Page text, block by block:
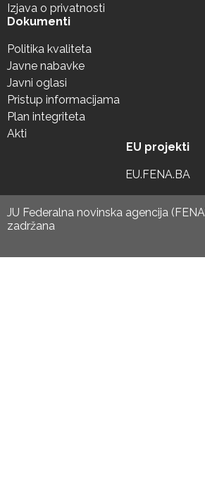
Izjava o privatnosti
Dokumenti
Politika kvaliteta
Javne nabavke
Javni oglasi
Pristup informacijama
Plan integriteta
Akti
EU projekti
EU.FENA.BA
JU Federalna novinska agencija
zadržana